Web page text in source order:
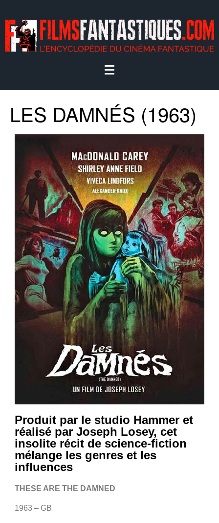
LES DAMNÉS (1963)
Produit par le studio Hammer et
réalisé par Joseph Losey, cet
insolite récit de science-fiction
mélange les genres et les
influences
THESE ARE THE DAMNED
1963 – GB